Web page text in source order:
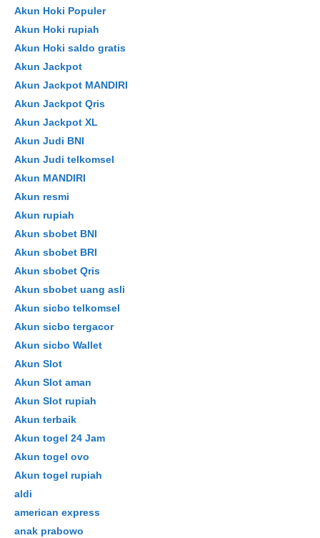
Akun Hoki Populer
Akun Hoki rupiah
Akun Hoki saldo gratis
Akun Jackpot
Akun Jackpot MANDIRI
Akun Jackpot Qris
Akun Jackpot XL
Akun Judi BNI
Akun Judi telkomsel
Akun MANDIRI
Akun resmi
Akun rupiah
Akun sbobet BNI
Akun sbobet BRI
Akun sbobet Qris
Akun sbobet uang asli
Akun sicbo telkomsel
Akun sicbo tergacor
Akun sicbo Wallet
Akun Slot
Akun Slot aman
Akun Slot rupiah
Akun terbaik
Akun togel 24 Jam
Akun togel ovo
Akun togel rupiah
aldi
american express
anak prabowo